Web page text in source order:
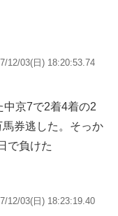
12/03(日) 18:20:53.74
京7で2着4着の2
券逃した。そっか
で負けた
12/03(日) 18:23:19.40